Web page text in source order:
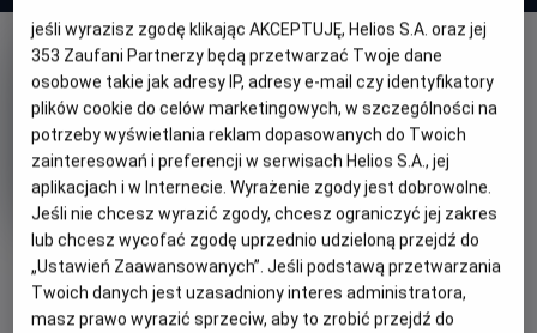
NAPISY
OBSERWUJ
Pasażer
Oryginalny
tytuł
Passenger Gatunek
Horror
Minimalny
wiek
Od 15 lat
Czas
trwania
94 min
Kraj
i
rok
produkcji
USA (2026)
jeśli wyrazisz zgodę klikając AKCEPTUJĘ, Helios S.A. oraz jej
353 Zaufani Partnerzy będą przetwarzać Twoje dane
osobowe takie jak adresy IP, adresy e-mail czy identyfikatory
plików cookie do celów marketingowych, w szczególności na
potrzeby wyświetlania reklam dopasowanych do Twoich
zainteresowań i preferencji w serwisach Helios S.A., jej
aplikacjach i w Internecie. Wyrażenie zgody jest dobrowolne.
Jeśli nie chcesz wyrazić zgody, chcesz ograniczyć jej zakres
lub chcesz wycofać zgodę uprzednio udzieloną przejdź do
„Ustawień Zaawansowanych”. Jeśli podstawą przetwarzania
Twoich danych jest uzasadniony interes administratora,
masz prawo wyrazić sprzeciw, aby to zrobić przejdź do